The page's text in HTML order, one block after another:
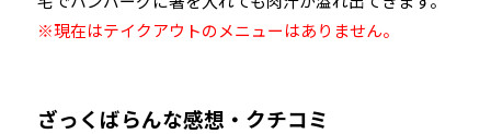
※現在はテイクアウトのメニューはありません。
ざっくばらんな感想・クチコミ